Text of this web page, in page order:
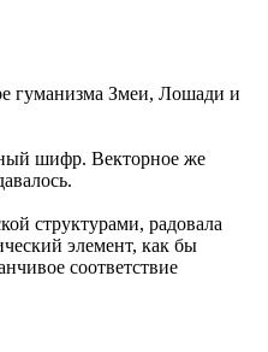
гуманизма Змеи, Лошади и
шифр. Векторное же
структурами, радовала
элемент, как бы
соответствие